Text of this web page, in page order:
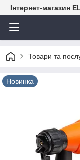
Інтернет-магазин
Товари та
Новинка